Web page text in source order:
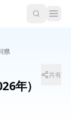
県
年）
共有